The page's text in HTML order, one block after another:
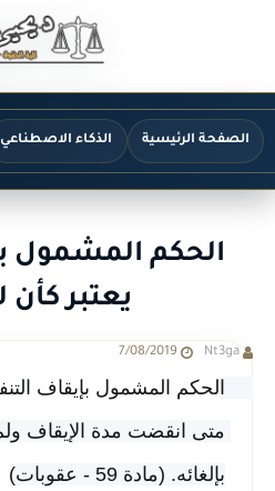
الصفحة الرئيسية الذكاء الاصطناعي
الحكم المشمول
يعتبر كأن
Nt3ga
7/08/2019
بإلغائه. (مادة 59 - عقوبات)